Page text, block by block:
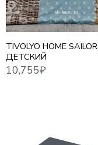
TIVOLYO HOME SAILOR
ДЕТСКИЙ